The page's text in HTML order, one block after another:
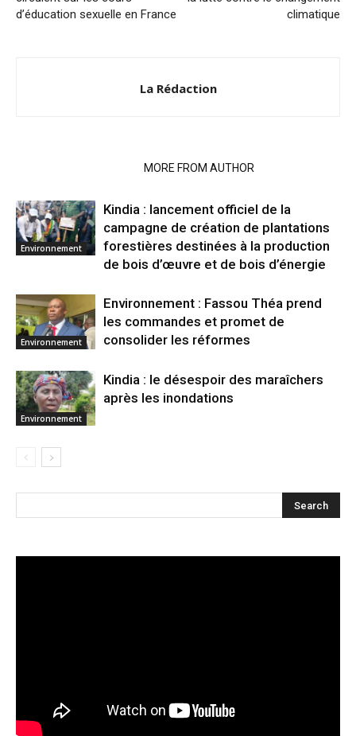
d’éducation sexuelle en France
climatique
La Rédaction
MORE FROM AUTHOR
Environnement
Kindia : lancement officiel de la
campagne de création de plantations
forestières destinées à la production
de bois d’œuvre et de bois d’énergie
Environnement
Environnement : Fassou Théa prend
les commandes et promet de
consolider les réformes
Environnement
Kindia : le désespoir des maraîchers
après les inondations